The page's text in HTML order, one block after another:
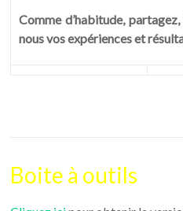
Comme d’habitude,
nous vos expériences et
Boite à outils